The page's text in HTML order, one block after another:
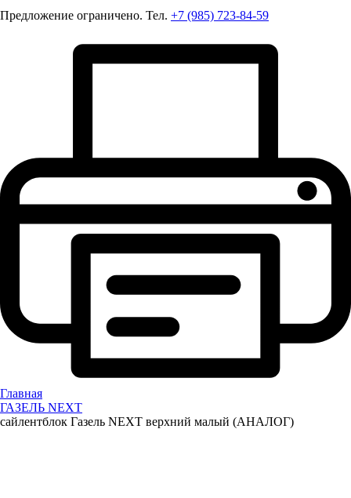
Предложение ограничено. Тел. +7 (985) 723-84-59
Главная
ГАЗЕЛЬ NEXT
сайлентблок Газель NEXT верхний малый (АНАЛОГ)